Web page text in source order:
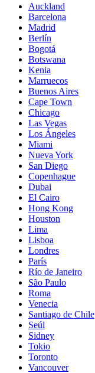
Auckland
Barcelona
Madrid
Berlín
Bogotá
Botswana
Kenia
Marruecos
Buenos Aires
Cape Town
Chicago
Las Vegas
Los Ángeles
Miami
Nueva York
San Diego
Copenhague
Dubai
El Cairo
Hong Kong
Houston
Lima
Lisboa
Londres
París
Río de Janeiro
São Paulo
Roma
Venecia
Santiago de Chile
Seúl
Sidney
Tokio
Toronto
Vancouver